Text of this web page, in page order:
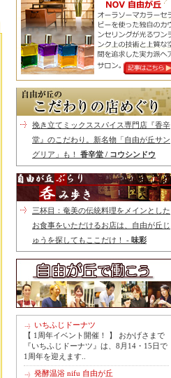
挽き立てミックススパイス専門店『香辛
堂』のこだわり。新名物「自由が丘サン
グリア」も！ 香辛堂 / コウシンドウ
三杯目：奄美の伝統料理をメインとした
お食事をいただけるお店は、自由が丘じ
ゅうを探してもここだけ！ - 味彩
いちふじドーナツ
【 1周年イベント開催！ 】 おかげさまで
『いちふじドーナツ』は、8月14・15日で
1周年を迎えます..
発酵温浴 nifu 自由が丘